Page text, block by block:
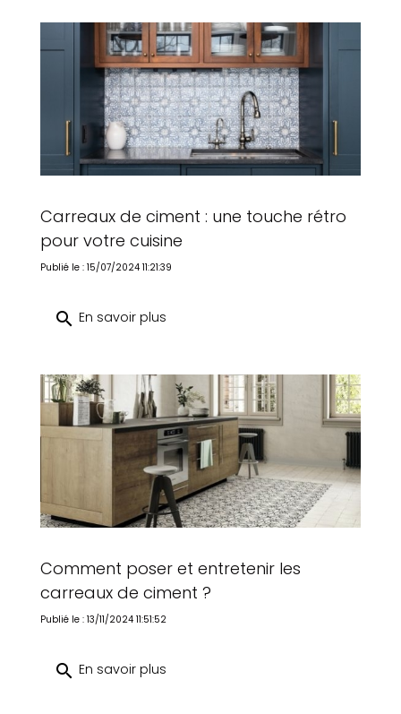
Carreaux de ciment : une touche rétro
pour votre cuisine
Publié le : 15/07/2024 11:21:39
search En savoir plus
Comment poser et entretenir les
carreaux de ciment ?
Publié le : 13/11/2024 11:51:52
search En savoir plus